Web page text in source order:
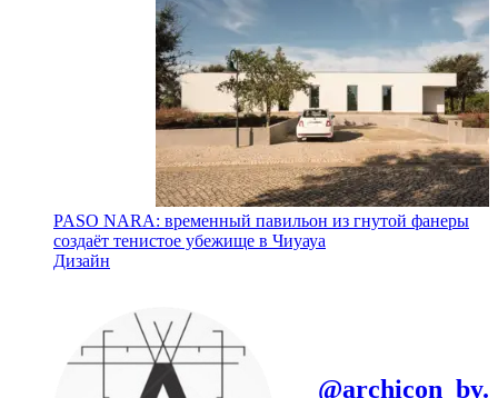
PASO NARA: временный павильон из гнутой фанеры
создаёт тенистое убежище в Чиуауа
Дизайн
@archicon_by.